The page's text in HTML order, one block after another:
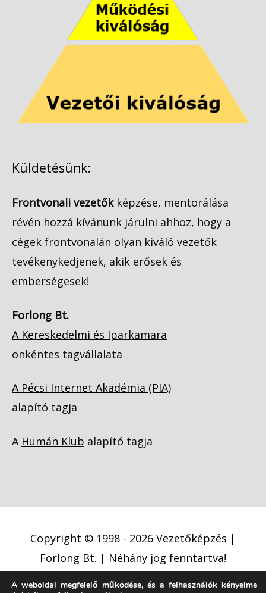
Küldetésünk:
Frontvonali vezetőkképzése, mentorálása
révén hozzá kívánunk járulni ahhoz, hogy a
cégek frontvonalán olyan kiváló vezetők
tevékenykedjenek, akik erősek és
emberségesek!
Forlong Bt.
A Kereskedelmi és Iparkamara
önkéntes tagvállalata
A Pécsi Internet Akadémia (PIA)
alapító tagja
A Humán Klub alapító tagja
Copyright © 1998 - 2026 Vezetőképzés |
Forlong Bt. | Néhány jog fenntartva!
Adatkezelési tájékoztató
A weboldal megfelelő működése, és a felhasználók kényelme